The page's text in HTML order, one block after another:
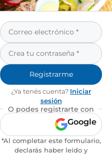
Registrarme
¿Ya tenés cuenta? Iniciar
sesión
O podes registrarte con
Google
*Al completar este formulario,
declarás haber leído y